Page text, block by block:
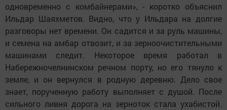
одновременно с комбайнерами», - коротко объяснил
Ильдар Шаяхметов. Видно, что у Ильдара на долгие
разговоры нет времени. Он садится и за руль машины,
и семена на амбар отвозит, и за зерноочистительными
машинами следит. Некоторое время работал в
Набережночелнинском речном порту, но его тянуло к
земле, и он вернулся в родную деревню. Дело свое
знает, порученную работу выполняет с душой. После
сильного ливня дорога на зерноток стала ухабистой.